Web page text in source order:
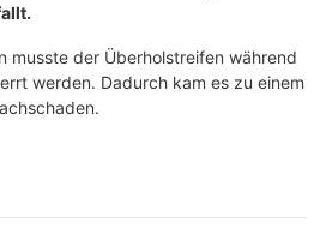
musste der Überholstreifen während
werden. Dadurch kam es zu einem